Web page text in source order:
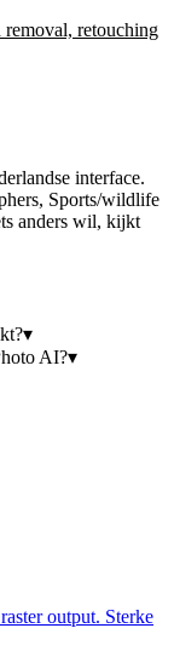
retouching
interface.
Sports/wildlife
anders wil, kijkt
▾
AI?▾
output. Sterke